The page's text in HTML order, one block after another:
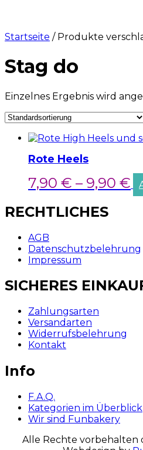
Startseite / Produkte
Stag do
Einzelnes Ergebnis wird
Rote Heels
7,90 € – 9,90 €
RECHTLICHES
AGB
Datenschutzbelehrung
Impressum
SICHERES
Zahlungsarten
Versandarten
Widerrufsbelehrung
Kontakt
Info
F.A.Q.
Kategorien im Überblick
Wir sind Funbakery
Alle Rechte vorbehalten